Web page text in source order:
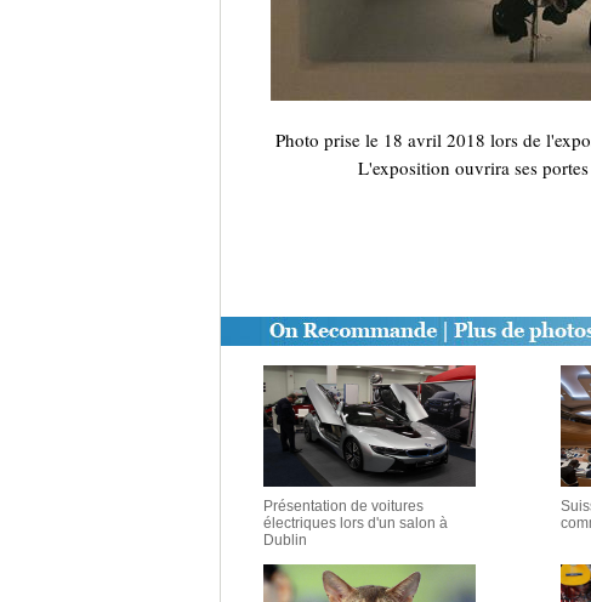
Photo prise le 18 avril 2018 lors de
L'exposition ouvrira ses
Présentation de voitures
électriques lors d'un salon à
Dublin